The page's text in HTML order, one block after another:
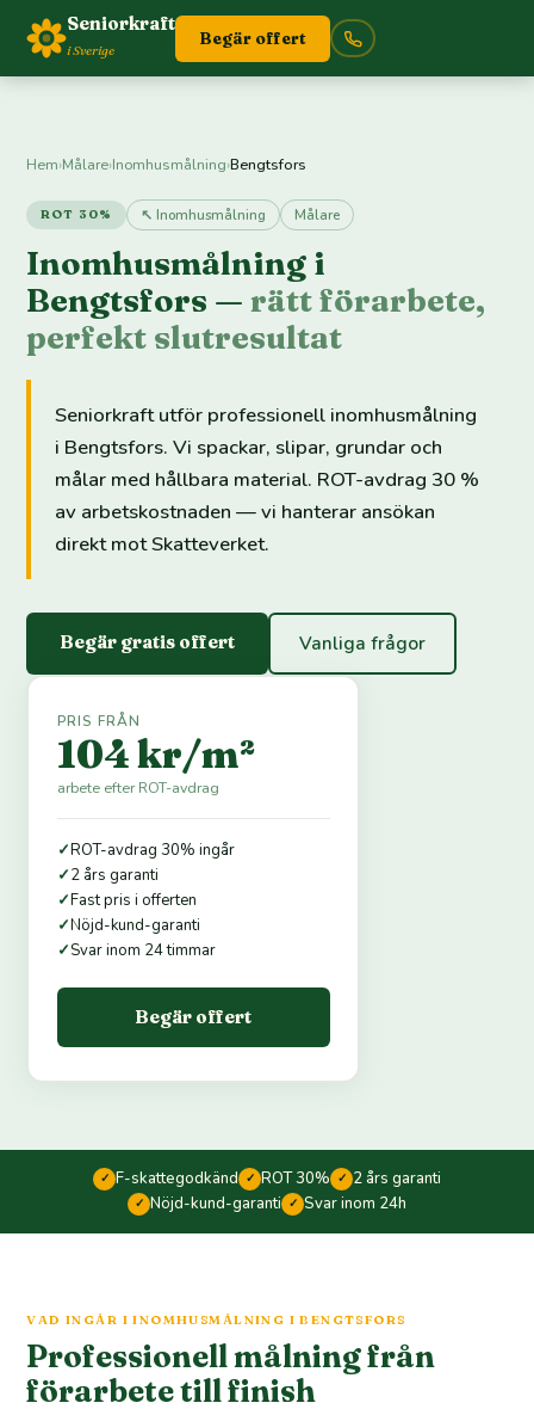
Seniorkraft
i Sverige
Begär offert
Hem›Målare›Inomhusmålning›Bengtsfors
ROT 30% ↖ Inomhusmålning Målare
Inomhusmålning i
Bengtsfors —rätt förarbete,
perfekt slutresultat
Seniorkraft utför professionell inomhusmålning
i Bengtsfors. Vi spackar, slipar, grundar och
målar med hållbara material. ROT-avdrag 30 %
av arbetskostnaden — vi hanterar ansökan
direkt mot Skatteverket.
Begär gratis offert Vanliga frågor
PRIS FRÅN
104 kr/m²
arbete efter ROT-avdrag
✓ROT-avdrag 30% ingår
✓2 års garanti
✓Fast pris i offerten
✓Nöjd-kund-garanti
✓Svar inom 24 timmar
Begär offert
✓ F-skattegodkänd ✓ ROT 30% ✓ 2 års garanti
✓ Nöjd-kund-garanti ✓ Svar inom 24h
VAD INGÅR I INOMHUSMÅLNING I BENGTSFORS
Professionell målning från
förarbete till finish